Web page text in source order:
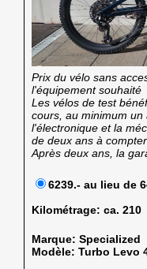
Prix du vélo sans
l'équipement souhaité
Les vélos de test
cours, au minimum
l'électronique et la
de deux ans à
Après deux ans, la
6239.- au lieu de
Kilométrage: ca. 210
Marque:Specialized
Modèle:Turbo Levo